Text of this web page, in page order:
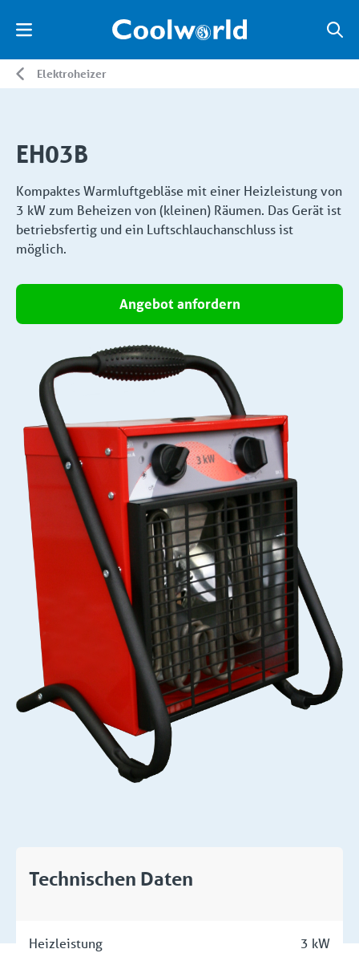
Elektroheizer
EH03B
Kompaktes Warmluftgebläse mit einer Heizleistung von
3 kW zum Beheizen von (kleinen) Räumen. Das Gerät ist
betriebsfertig und ein Luftschlauchanschluss ist
möglich.
Angebot anfordern
Technischen Daten
Heizleistung 3 kW